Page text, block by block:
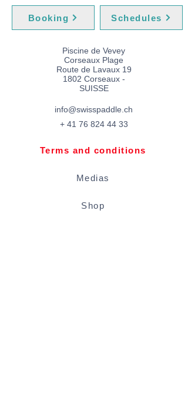
Booking Schedules
Piscine de Vevey
Corseaux Plage
Route de Lavaux 19
1802 Corseaux -
SUISSE​
info@swisspaddle.ch
+ 41 76 824 44 33
Terms and conditions
Medias
Shop